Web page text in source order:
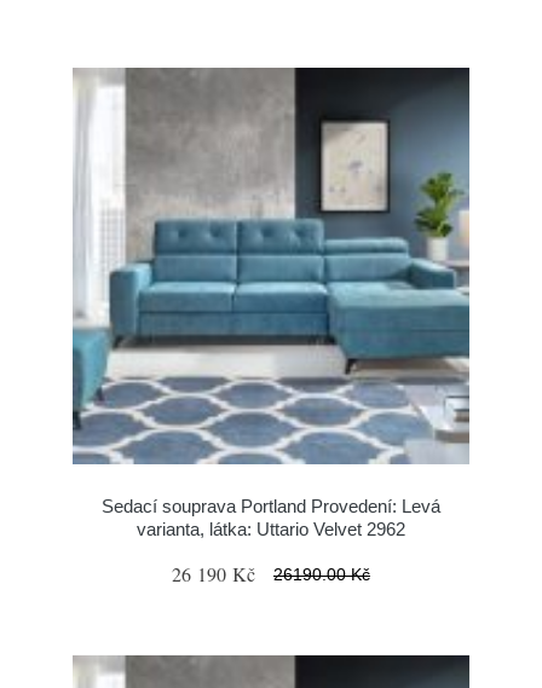
Sedací souprava Portland Provedení: Levá
varianta, látka: Uttario Velvet 2962
26 190 Kč 26190.00 Kč